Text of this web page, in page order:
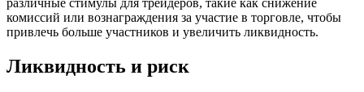
различные стимулы для трейдеров, такие как снижение
комиссий или вознаграждения за участие в торговле, чтобы
привлечь больше участников и увеличить ликвидность.
Ликвидность и риск